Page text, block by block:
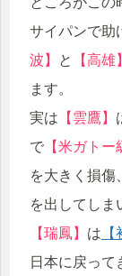
サイパンで助
波】
と 【高雄】
ます。
実は 【雲鷹】
で 【米ガト
を大きく損傷
を出してしま
【瑞鳳】 は 【
日本に戻って